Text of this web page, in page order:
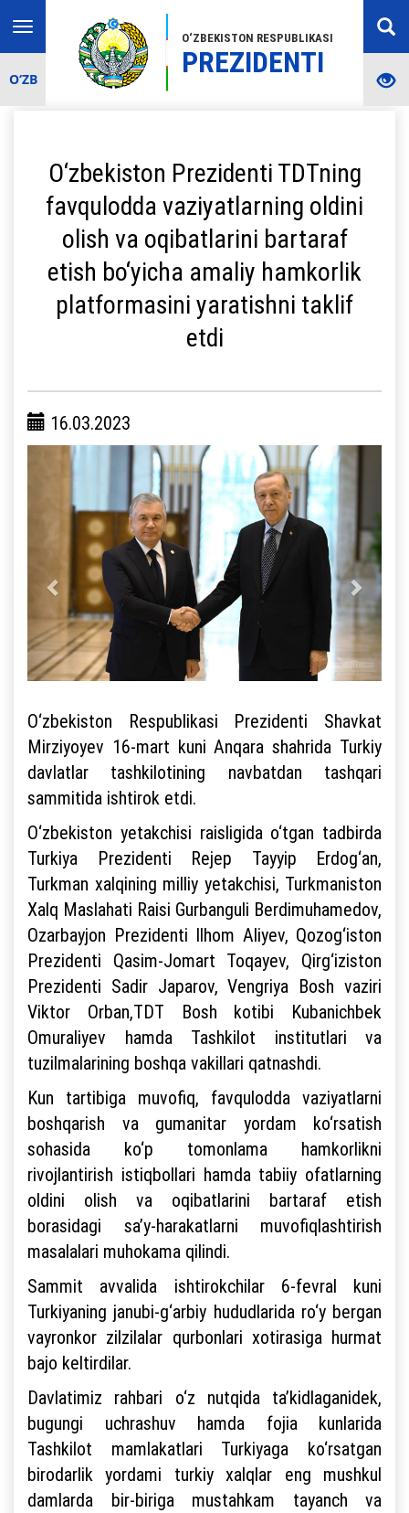
O‘ZBEKISTON RESPUBLIKASI
PREZIDENTI
Toggle
navigation
O‘ZB
O‘zbekiston Prezidenti TDTning
favqulodda vaziyatlarning oldini
olish va oqibatlarini bartaraf
etish bo‘yicha amaliy hamkorlik
platformasini yaratishni taklif
etdi
16.03.2023
O‘zbekiston Respublikasi Prezidenti Shavkat
Mirziyoyev 16-mart kuni Anqara shahrida Turkiy
davlatlar tashkilotining navbatdan tashqari
sammitida ishtirok etdi.
O‘zbekiston yetakchisi raisligida o‘tgan tadbirda
Turkiya Prezidenti Rejep Tayyip Erdog‘an,
Turkman xalqining milliy yetakchisi, Turkmaniston
Xalq Maslahati Raisi Gurbanguli Berdimuhamedov,
Ozarbayjon Prezidenti Ilhom Aliyev, Qozog‘iston
Prezidenti Qasim-Jomart Toqayev, Qirg‘iziston
Prezidenti Sadir Japarov, Vengriya Bosh vaziri
Viktor Orban,TDT Bosh kotibi Kubanichbek
Omuraliyev hamda Tashkilot institutlari va
tuzilmalarining boshqa vakillari qatnashdi.
Kun tartibiga muvofiq, favqulodda vaziyatlarni
boshqarish va gumanitar yordam ko‘rsatish
sohasida ko‘p tomonlama hamkorlikni
rivojlantirish istiqbollari hamda tabiiy ofatlarning
oldini olish va oqibatlarini bartaraf etish
borasidagi sa’y-harakatlarni muvofiqlashtirish
masalalari muhokama qilindi.
Sammit avvalida ishtirokchilar 6-fevral kuni
Turkiyaning janubi-g‘arbiy hududlarida ro‘y bergan
vayronkor zilzilalar qurbonlari xotirasiga hurmat
bajo keltirdilar.
Davlatimiz rahbari o‘z nutqida ta’kidlaganidek,
bugungi uchrashuv hamda fojia kunlarida
Tashkilot mamlakatlari Turkiyaga ko‘rsatgan
birodarlik yordami turkiy xalqlar eng mushkul
damlarda bir-biriga mustahkam tayanch va